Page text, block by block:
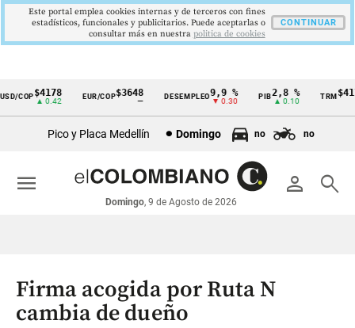
Cintillo
económicos
Colombia
COP$4178
▲ 0.42
EUR/COP$3648 DESEMPLEO 9,9 %
▼ 0.30
PIB2,8 %
▲ 0.10
TRM
Pico y Placa Medellín Domingo no no
person search
Domingo, 9 de Agosto de 2026
menu
Firma acogida por Ruta N
cambia de dueño
Este portal emplea cookies internas y de terceros con fines
estadísticos, funcionales y publicitarios. Puede aceptarlas o
consultar más en nuestra politica de cookies
CONTINUAR